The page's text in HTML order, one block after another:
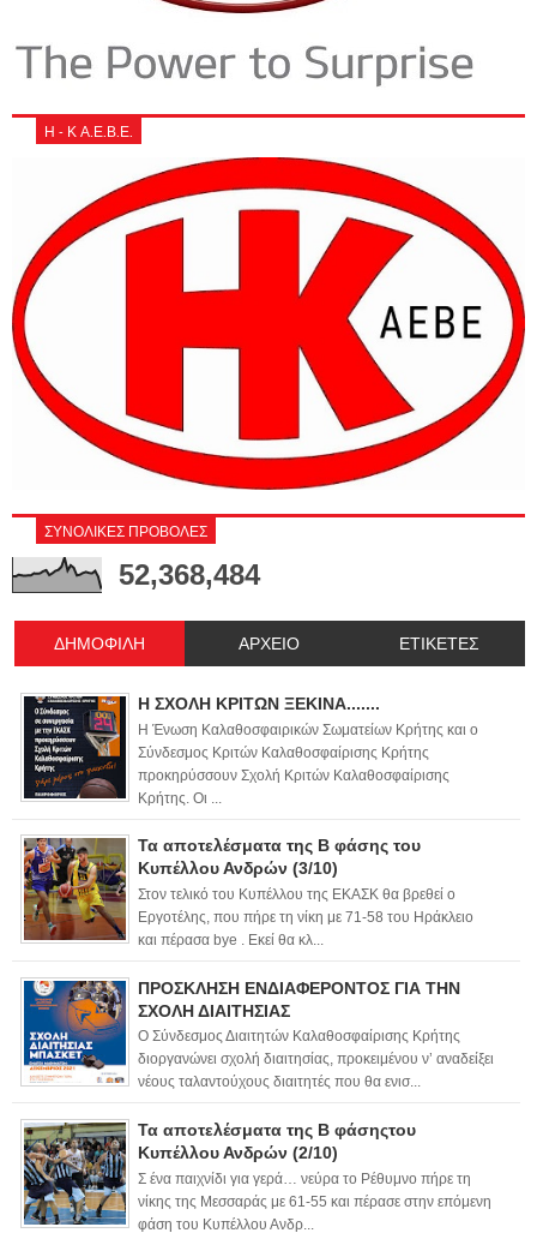
Η - Κ Α.Ε.Β.Ε.
ΣΥΝΟΛΙΚΕΣ ΠΡΟΒΟΛΕΣ
52,368,484
ΔΗΜΟΦΙΛΗ ΑΡΧΕΙΟ ΕΤΙΚΕΤΕΣ
Η ΣΧΟΛΗ ΚΡΙΤΩΝ ΞΕΚΙΝΑ.......
Η Ένωση Καλαθοσφαιρικών Σωματείων Κρήτης και ο
Σύνδεσμος Κριτών Καλαθοσφαίρισης Κρήτης
προκηρύσσουν Σχολή Κριτών Καλαθοσφαίρισης
Κρήτης. Οι ...
Τα αποτελέσματα της Β φάσης του
Κυπέλλου Ανδρών (3/10)
Στον τελικό του Κυπέλλου της ΕΚΑΣΚ θα βρεθεί ο
Εργοτέλης, που πήρε τη νίκη με 71-58 του Ηράκλειο
και πέρασα bye . Εκεί θα κλ...
ΠΡΟΣΚΛΗΣΗ ΕΝΔΙΑΦΕΡΟΝΤΟΣ ΓΙΑ ΤΗΝ
ΣΧΟΛΗ ΔΙΑΙΤΗΣΙΑΣ
Ο Σύνδεσμος Διαιτητών Καλαθοσφαίρισης Κρήτης
διοργανώνει σχολή διαιτησίας, προκειμένου ν’ αναδείξει
νέους ταλαντούχους διαιτητές που θα ενισ...
Τα αποτελέσματα της Β φάσηςτου
Κυπέλλου Ανδρών (2/10)
Σ ένα παιχνίδι για γερά… νεύρα το Ρέθυμνο πήρε τη
νίκης της Μεσσαράς με 61-55 και πέρασε στην επόμενη
φάση του Κυπέλλου Ανδρ...